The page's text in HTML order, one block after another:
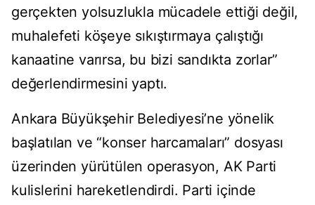
gerçekten yolsuzlukla mücadele ettiği değil,
muhalefeti köşeye sıkıştırmaya çalıştığı
kanaatine varırsa, bu bizi sandıkta zorlar”
değerlendirmesini yaptı.
Ankara Büyükşehir Belediyesi’ne yönelik
başlatılan ve “konser harcamaları” dosyası
üzerinden yürütülen operasyon, AK Parti
kulislerini hareketlendirdi. Parti içinde